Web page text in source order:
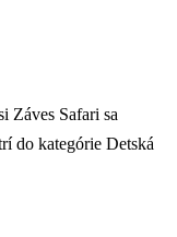
Záves Safari sa
do kategórie Detská